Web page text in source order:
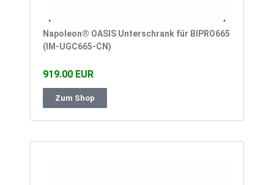
Napoleon® OASIS Unterschrank für BIPRO665
(IM-UGC665-CN)
919.00 EUR
Zum Shop